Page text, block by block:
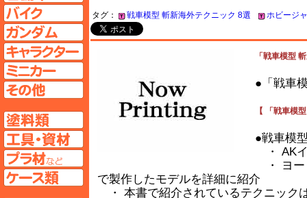
タグ： 戦車模型 斬新海外テクニック 8選 ホビージ
「戦車模型
●「戦車
【 「戦車模
●戦車模
・ AK
・ ヨー
で製作したモデルを詳細に紹介
・ 本書で紹介されているテクニック
バイクページへ
ガンダムページへ
その他ページへ
塗料ページへ
ケースページへ